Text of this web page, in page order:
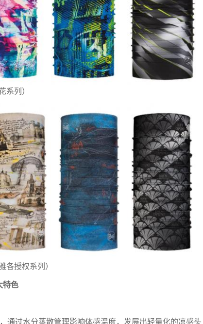
系列）
各授权系列）
特色
通过水分蒸散管理影响体感温度，发展出轻量化的凉感头